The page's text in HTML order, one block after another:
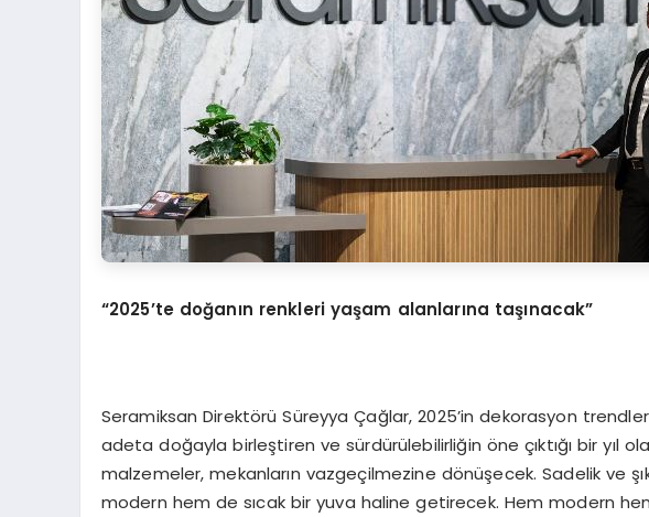
“2025’te doğanın renkleri yaşam alanlarına taşınacak”
Seramiksan Direktörü Süreyya Çağlar, 2025’in dekorasyon
adeta doğayla birleştiren ve sürdürülebilirliğin öne çıktığı bir yıl
malzemeler, mekanların vazgeçilmezine dönüşecek. Sadelik ve
modern hem de sıcak bir yuva haline getirecek. Hem modern